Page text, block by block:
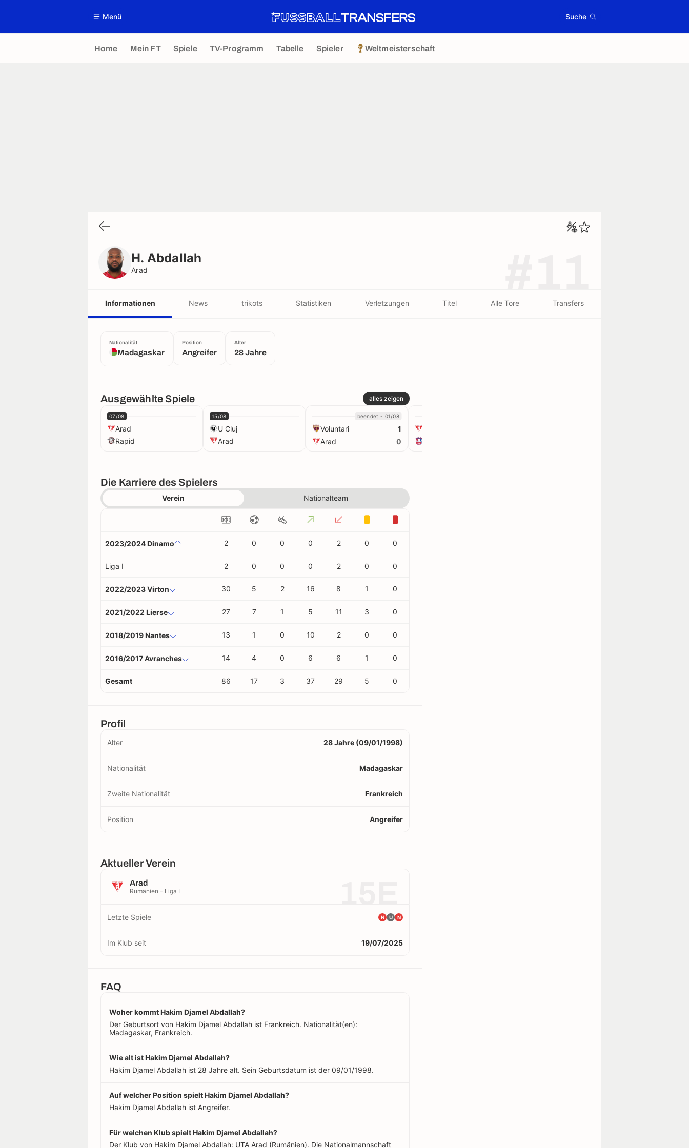
Menü Suche
Home Mein FT Spiele TV-Programm Tabelle Spieler Weltmeisterschaft
H. Abdallah
Arad
Informationen News trikots Statistiken Verletzungen Titel Alle Tore Transfers
Nationalität
Madagaskar
Position
Angreifer
Alter
28 Jahre
Ausgewählte Spiele alles zeigen
07/08
Arad
Rapid
15/08
U Cluj
Arad
beendet - 01/08
Voluntari
1
Arad
0
Die Karriere des Spielers
Verein Nationalteam
2023/2024 Dinamo 2 0 0 0 2 0 0
Liga I 2 0 0 0 2 0 0
2022/2023 Virton 30 5 2 16 8 1 0
2021/2022 Lierse 27 7 1 5 11 3 0
2018/2019 Nantes 13 1 0 10 2 0 0
2016/2017 Avranches 14 4 0 6 6 1 0
Gesamt 86 17 3 37 29 5 0
Profil
Alter 28 Jahre (09/01/1998)
Nationalität Madagaskar
Zweite Nationalität Frankreich
Position Angreifer
Aktueller Verein
Arad
Rumänien – Liga I
Letzte Spiele N U N
Im Klub seit 19/07/2025
FAQ
Woher kommt Hakim Djamel Abdallah?
Der Geburtsort von Hakim Djamel Abdallah ist Frankreich. Nationalität(en):
Madagaskar, Frankreich.
Wie alt ist Hakim Djamel Abdallah?
Hakim Djamel Abdallah ist 28 Jahre alt. Sein Geburtsdatum ist der 09/01/1998.
Auf welcher Position spielt Hakim Djamel Abdallah?
Hakim Djamel Abdallah ist Angreifer.
Für welchen Klub spielt Hakim Djamel Abdallah?
Der Klub von Hakim Djamel Abdallah: UTA Arad (Rumänien). Die Nationalmannschaft